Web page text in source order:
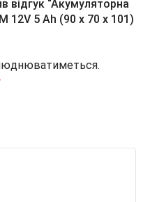
відгук “Акумуляторна
12V 5 Ah (90 x 70 x 101)